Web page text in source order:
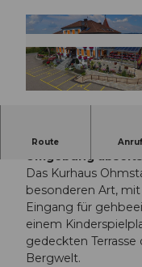
Route
Geniessen und
Umgebung
Das Kurhaus
besonderen Art,
Eingang für
einem
gedeckten
Bergwelt.